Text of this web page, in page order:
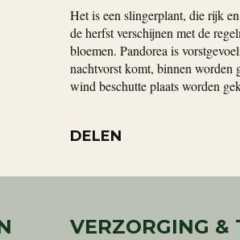
Het is een slingerplant, die rijk
de herfst verschijnen met de
bloemen. Pandorea is
nachtvorst komt, binnen worden
wind beschutte plaats worden
DELEN
VERZORGING &